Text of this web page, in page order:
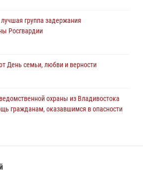
пресекли три попытки хищения в
группа задержания
Росгвардии
День семьи, любви и верности
охраны из Владивостока
гражданам, оказавшимся в опасности